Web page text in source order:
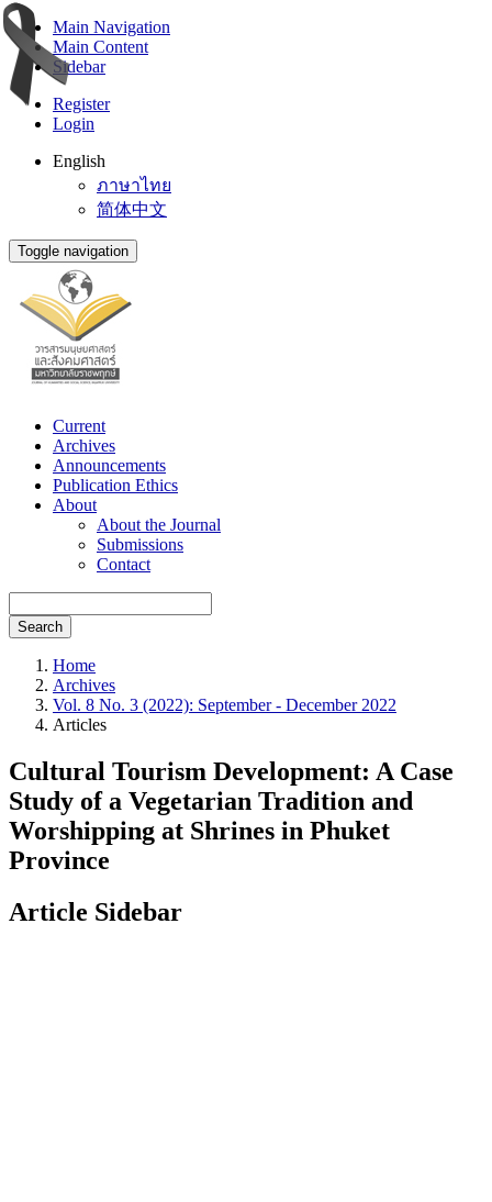
Main Navigation
Main Content
Sidebar
Register
Login
English
ภาษาไทย
简体中文
Toggle navigation
Current
Archives
Announcements
Publication Ethics
About
About the Journal
Submissions
Contact
Search
Home
Archives
Vol. 8 No. 3 (2022): September - December 2022
Articles
Cultural Tourism Development: A Case
Study of a Vegetarian Tradition and
Worshipping at Shrines in Phuket
Province
Article Sidebar